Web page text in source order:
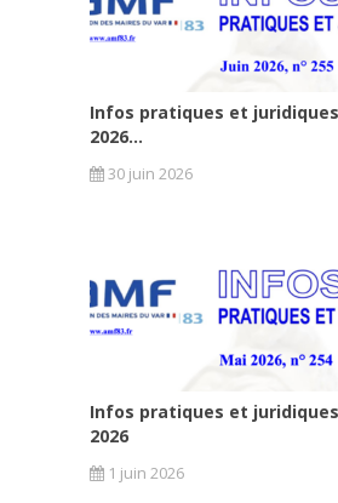
Infos pratiques et juridiques
2026...
30 juin 2026
Infos pratiques et juridiques
2026
1 juin 2026